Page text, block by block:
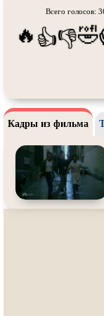
Про тюрьму
Псевдо
Ситком
Стимпанк
Турецкий сериал
Всего голосов:
🔥 👍👎🤣
Кадры из фильма